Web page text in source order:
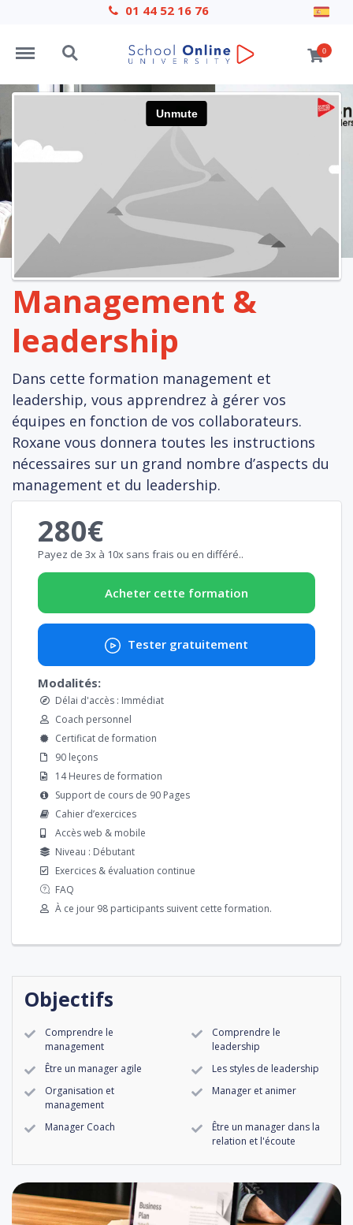
01 44 52 16 76
Menu Search 0
Management &
leadership
Dans cette formation management et
leadership, vous apprendrez à gérer vos
équipes en fonction de vos collaborateurs.
Roxane vous donnera toutes les instructions
nécessaires sur un grand nombre d’aspects du
management et du leadership.
280€
Payez de 3x à 10x sans frais ou en différé..
Acheter cette formation
Tester gratuitement
Modalités:
Délai d'accès : Immédiat
Coach personnel
Certificat de formation
90 leçons
14 Heures de formation
Support de cours de 90 Pages
Cahier d’exercices
Accès web & mobile
Niveau : Débutant
Exercices & évaluation continue
FAQ
À ce jour 98 participants suivent cette formation.
Objectifs
Comprendre le
management
Comprendre le
leadership
Être un manager agile
Les styles de leadership
Organisation et
management
Manager et animer
Manager Coach
Être un manager dans la
relation et l'écoute